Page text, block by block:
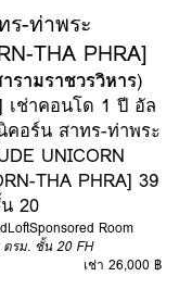
-ท่าพระ
THA PHRA]
รามราชวรวิหาร)
เช่าคอนโด 1 ปี อัล
อร์น สาทร-ท่าพระ
UNICORN
THA PHRA] 39
20
LoftSponsored Room
ตรม. ชั้น 20 FH
เช่า 26,000 ฿